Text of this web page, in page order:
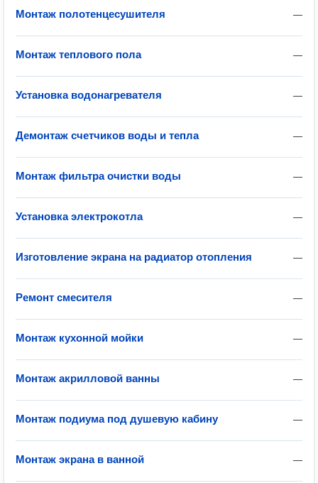
—
Монтаж полотенцесушителя
—
Монтаж теплового пола
—
Установка водонагревателя
—
Демонтаж счетчиков воды и тепла
—
Монтаж фильтра очистки воды
—
Установка электрокотла
—
Изготовление экрана на радиатор отопления
—
Ремонт смесителя
—
Монтаж кухонной мойки
—
Монтаж акрилловой ванны
—
Монтаж подиума под душевую кабину
—
Монтаж экрана в ванной